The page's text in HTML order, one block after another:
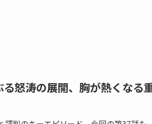
怒涛の展開、胸が熱くなる